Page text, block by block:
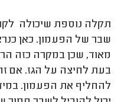
תקלה נוספת שיכולה
שבר של הפעמון. כאן
מאוד, שכן במקרה כזה
בעת לחיצה על הגז. אם
להחליף את הפעמון.